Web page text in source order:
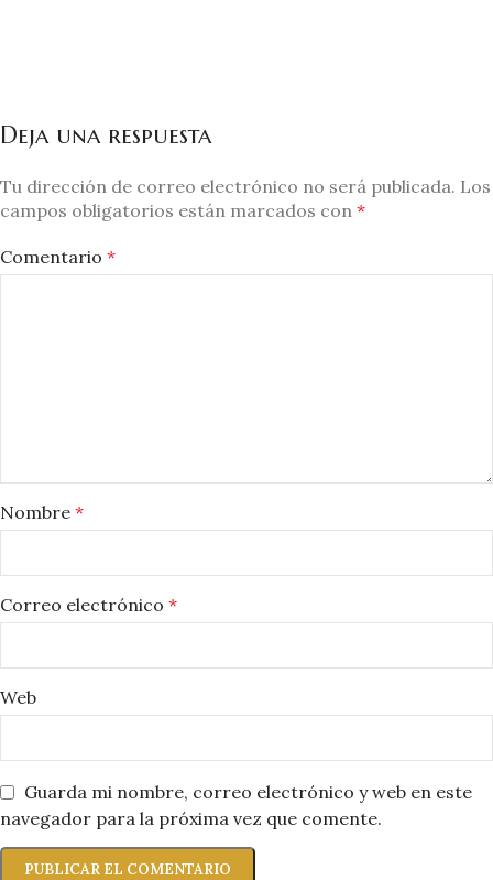
Deja una respuesta
Tu dirección de correo electrónico no será publicada. Los
campos obligatorios están marcados con *
Comentario *
Nombre *
Correo electrónico *
Web
Guarda mi nombre, correo electrónico y web en este
navegador para la próxima vez que comente.